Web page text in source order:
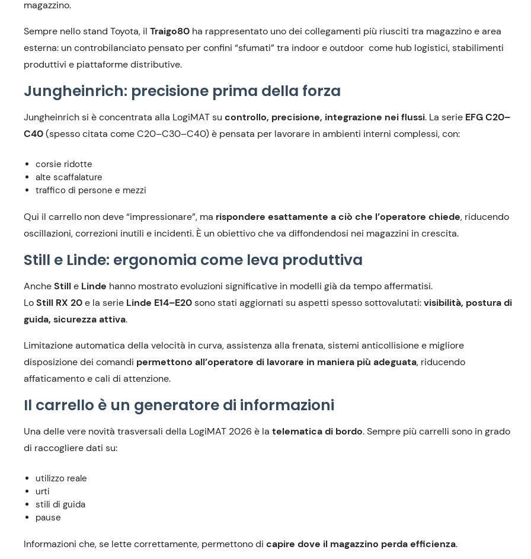
magazzino.
Sempre nello stand Toyota, il Traigo80 ha rappresentato uno dei collegamenti più riusciti tra magazzino e area
esterna: un controbilanciato pensato perconfini “sfumati” tra indoor e outdoor come hub logistici, stabilimenti
produttivi e piattaforme distributive.
Jungheinrich: precisione prima della forza
Jungheinrichsi è concentrata alla LogiMATsu controllo, precisione, integrazione nei flussi. La serie EFG C20–
C40(spesso citata come C20–C30–C40)è pensata per lavorare in ambienti interni complessi, con:
corsie ridotte
alte scaffalature
traffico di persone e mezzi
Qui il carrello non deve “impressionare”, ma rispondere esattamente a ciò che l’operatore chiede, riducendo
oscillazioni, correzioni inutili e incidenti. È un obiettivo che va diffondendosi nei magazzini in crescita.
Still e Linde: ergonomia come leva produttiva
AncheStill e Linde hanno mostrato evoluzioni significative in modelli già da tempoaffermatisi.
LoStill RX 20e la serie Linde E14–E20sono stati aggiornati su aspetti spesso sottovalutati:visibilità, postura di
guida, sicurezza attiva.
Limitazione automatica della velocità in curva, assistenza alla frenata, sistemi anticollisione e migliore
disposizione dei comandi permettono all’operatore di lavorare in maniera più adeguata, riducendo
affaticamento e cali di attenzione.
Il carrello è un generatore di informazioni
Una delle vere novità trasversali della LogiMAT 2026 è la telematica di bordo. Sempre più carrelli sono in grado
di raccogliere dati su:
utilizzo reale
urti
stili di guida
pause
Informazioni che, se lette correttamente, permettono di capire dove il magazzino perdaefficienza.